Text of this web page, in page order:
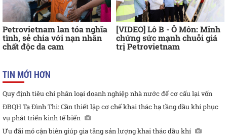
Petrovietnam lan tỏa nghĩa
tình, sẻ chia với nạn nhân
chất độc da cam
[VIDEO] Lô B - Ô Môn: Minh
chứng sức mạnh chuỗi giá
trị Petrovietnam
TIN MỚI HƠN
Quy định tiêu chí phân loại doanh nghiệp nhà nước để cơ cấu lại vốn
ĐBQH Tạ Đình Thi: Cần thiết lập cơ chế khai thác hạ tầng dầu khí phục
vụ phát triển kinh tế biển
Ưu đãi mỏ cận biên giúp gia tăng sản lượng khai thác dầu khí